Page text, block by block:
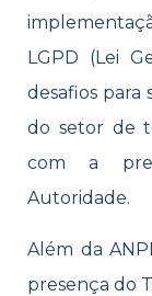
LGPD (Lei
desafios para
do setor de
com a
Autoridade.
Além da
presença do